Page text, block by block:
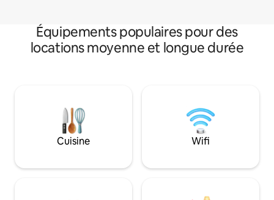
Équipements populaires pour des
locations moyenne et longue durée
Cuisine Wifi